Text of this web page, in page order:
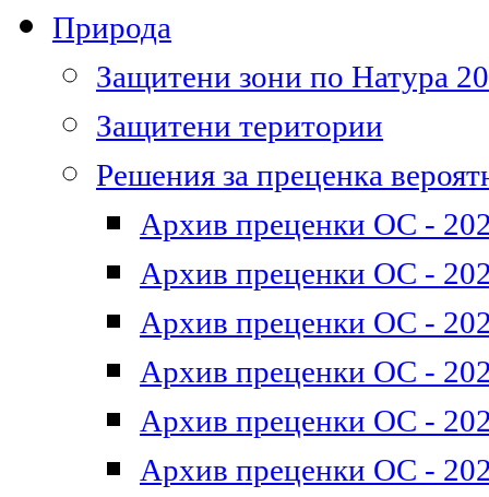
Природа
Защитени зони по Натура
Защитени територии
Решения за преценка
Архив преценки ОС -
Архив преценки ОС -
Архив преценки ОС -
Архив преценки ОС -
Архив преценки ОС -
Архив преценки ОС -